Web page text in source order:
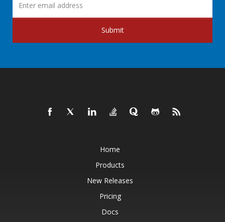
Submit
Home
Products
New Releases
Pricing
Docs